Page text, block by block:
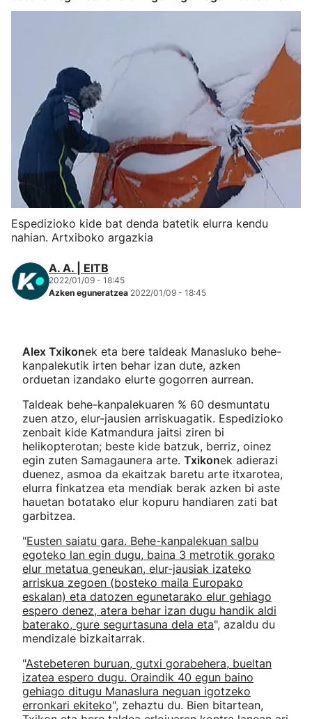
Kirolak 360
Atletismoa
Mendi-lasterketak
Kirol gehiago
Espedizioko kide bat denda batetik elurra kendu
nahian. Artxiboko argazkia
A. A. | EITB
2022/01/09 - 18:45
Azken eguneratzea 2022/01/09 - 18:45
Alex Txikonek eta bere taldeak Manasluko behe-
kanpalekutik irten behar izan dute, azken
orduetan izandako elurte gogorren aurrean.
Taldeak behe-kanpalekuaren % 60 desmuntatu
zuen atzo, elur-jausien arriskuagatik. Espedizioko
zenbait kide Katmandura jaitsi ziren bi
helikopterotan; beste kide batzuk, berriz, oinez
egin zuten Samagaunera arte. Txikonek adierazi
duenez, asmoa da ekaitzak baretu arte itxarotea,
elurra finkatzea eta mendiak berak azken bi aste
hauetan botatako elur kopuru handiaren zati bat
garbitzea.
"Eusten saiatu gara. Behe-kanpalekuan salbu
egoteko lan egin dugu, baina 3 metrotik gorako
elur metatua geneukan, elur-jausiak izateko
arriskua zegoen (bosteko maila Europako
eskalan) eta datozen egunetarako elur gehiago
espero denez, atera behar izan dugu handik aldi
baterako, gure segurtasuna dela eta", azaldu du
mendizale bizkaitarrak.
"Astebeteren buruan, gutxi gorabehera, bueltan
izatea espero dugu. Oraindik 40 egun baino
gehiago ditugu Manaslura neguan igotzeko
erronkari ekiteko", zehaztu du. Bien bitartean,